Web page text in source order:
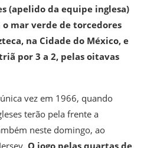
(apelido da equipe inglesa)
mar verde de torcedores
na Cidade do México, e
por 3 a 2, pelas oitavas
vez em 1966, quando
terão pela frente a
neste domingo, ao